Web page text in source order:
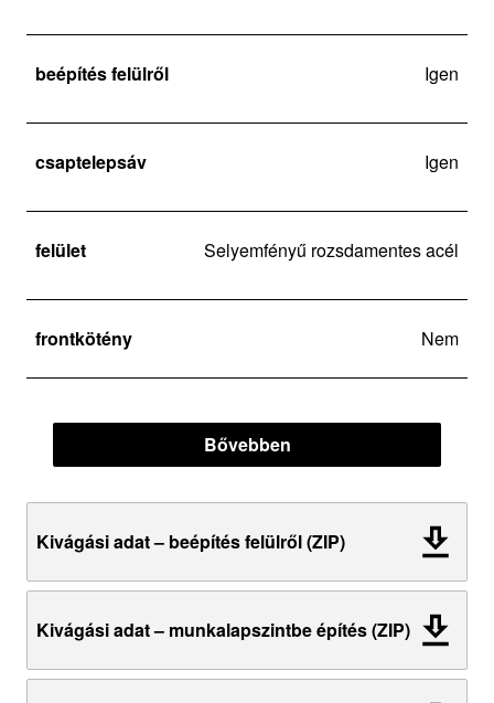
beépítés felülről Igen
csaptelepsáv Igen
felület Selyemfényű rozsdamentes acél
frontkötény Nem
Bővebben
Kivágási adat – beépítés felülről (ZIP)
Kivágási adat – munkalapszintbe építés (ZIP)